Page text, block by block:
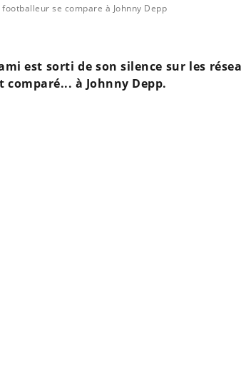
se compare à Johnny Depp
est sorti de son silence sur les
à Johnny Depp.